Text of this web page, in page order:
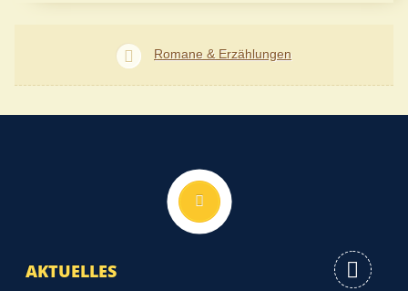
Romane & Erzählungen
AKTUELLES